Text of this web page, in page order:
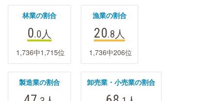
林業の割合
0.0人
1,736中1,715位
漁業の割合
20.8人
1,736中206位
製造業の割合 卸売業・小売業の割合